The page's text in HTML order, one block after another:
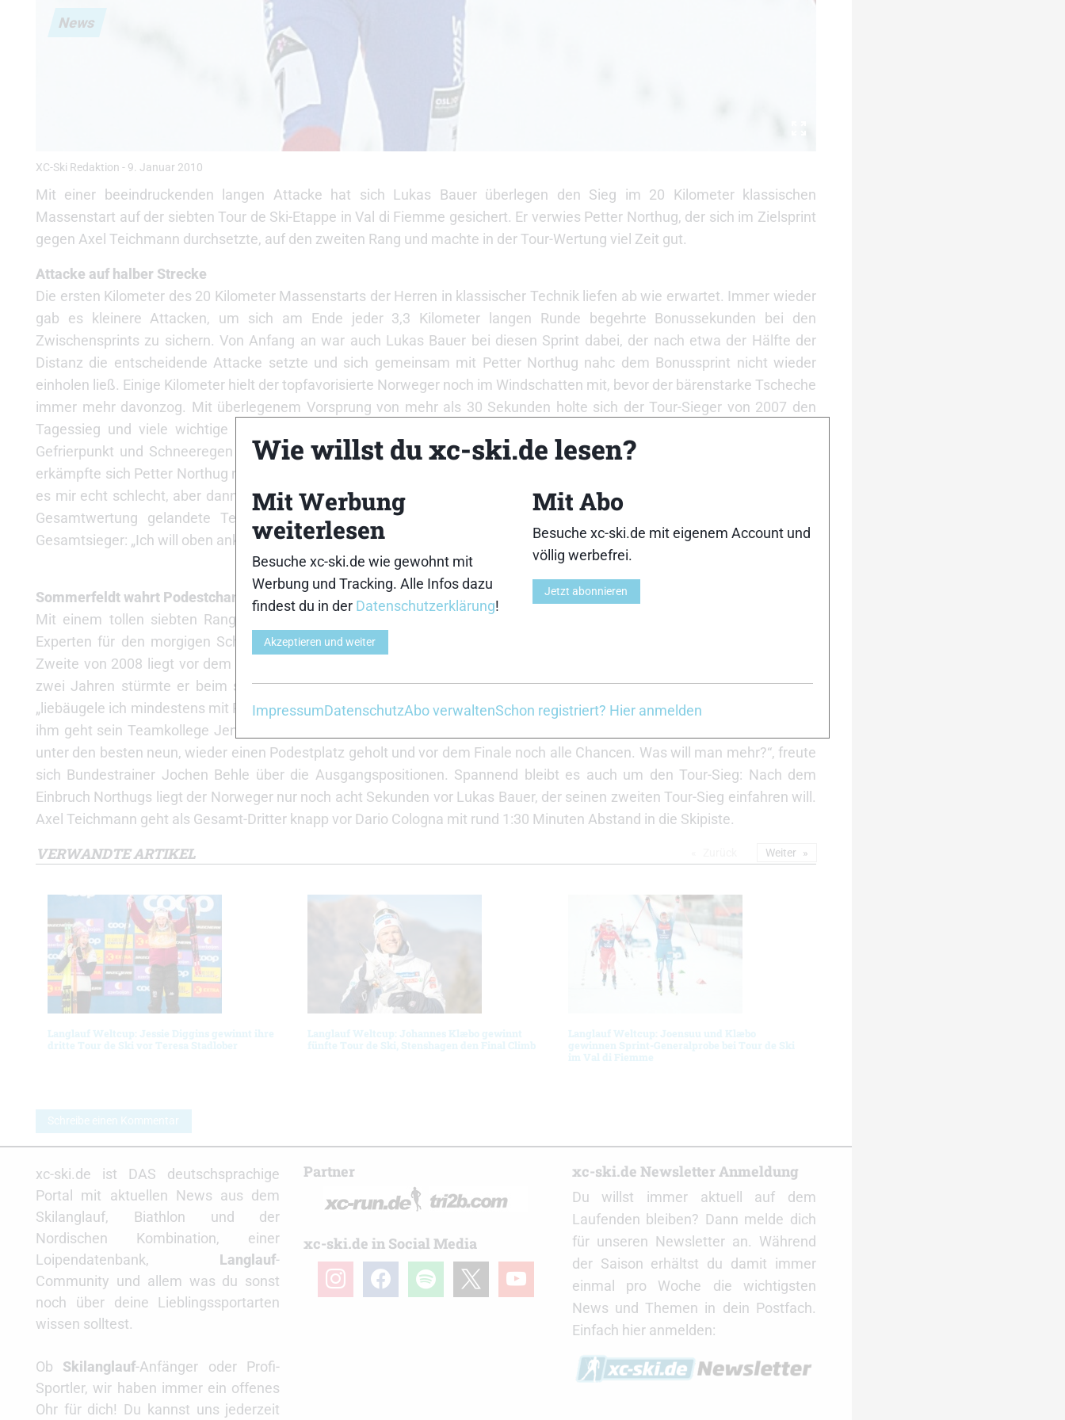
News
XC-Ski Redaktion - 9. Januar 2010
Mit einer beeindruckenden langen Attacke hat sich Lukas Bauer überlegen den Sieg im 20 Kilometer klassischen
Massenstart auf der siebten Tour de Ski-Etappe in Val di Fiemme gesichert. Er verwies Petter Northug, der sich im Zielsprint
gegen Axel Teichmann durchsetzte, auf den zweiten Rang und machte in der Tour-Wertung viel Zeit gut.
Attacke auf halber Strecke
Die ersten Kilometer des 20 Kilometer Massenstarts der Herren in klassischer Technik liefen ab wie erwartet. Immer wieder
gab es kleinere Attacken, um sich am Ende jeder 3,3 Kilometer langen Runde begehrte Bonussekunden bei den
Zwischensprints zu sichern. Von Anfang an war auch Lukas Bauer bei diesen Sprint dabei, der nach etwa der Hälfte der
Distanz die entscheidende Attacke setzte und sich gemeinsam mit Petter Northug nahc dem Bonussprint nicht wieder
einholen ließ. Einige Kilometer hielt der topfavorisierte Norweger noch im Windschatten mit, bevor der bärenstarke Tscheche
immer mehr davonzog. Mit überlegenem Vorsprung von mehr als 30 Sekunden holte sich der Tour-Sieger von 2007 den
Tagessieg und viele wichtige Sekunden. Als auf den letzten Kilometern die Ski Northugs bei Temperaturen um den
Gefrierpunkt und Schneeregen immer mehr nachließen, kam das Hauptfeld noch wieder nah an ihn heran. Im Zielsprint
erkämpfte sich Petter Northug noch den zweiten Rang vor Axel Teichmann und Dario Cologna. „Die ersten drei Runden ging
es mir echt schlecht, aber dann habe ich mich immer besser gefühlt“, sagte der im vergangenen Jahr auf Platz drei in der
Gesamtwertung gelandete Teichmann. Er träumt aber nicht mehr vom Siegerscheck von 100.000 Euro für den
Gesamtsieger: „Ich will oben ankommen, was rauskommt ist zweitrangig. Ich bin von der Statur halt keine Bergziege.“
Sommerfeldt wahrt Podestchance – Northug und Bauer fast gleichauf
Mit einem tollen siebten Rang in der ungeliebten klassischen Technik wahrte René Sommerfeldt, einer der absoluten
Experten für den morgigen Schlussanstieg auf die Alpe Cermis, seine Chance auf ein erneutes Tour-Podium. Der Tour-
Zweite von 2008 liegt vor dem morgigen Finale nur 2:37 Minuten hinter Northug an achter Stelle der Gesamtwertung. Vor
zwei Jahren stürmte er beim spektakulären Finale von noch weiter hinten auf Platz zwei der Gesamtwertung, diesmal
„liebäugele ich mindestens mit Platz fünf bis sechs: Das Podest wird schwer, aber ich werde alles geben.“ Fast zeitgleich mit
ihm geht sein Teamkollege Jens Filbrich, der heute Rang zehn belegte, als Neunter in die Bergverfolgung. „Wir haben drei
unter den besten neun, wieder einen Podestplatz geholt und vor dem Finale noch alle Chancen. Was will man mehr?“, freute
sich Bundestrainer Jochen Behle über die Ausgangspositionen. Spannend bleibt es auch um den Tour-Sieg: Nach dem
Einbruch Northugs liegt der Norweger nur noch acht Sekunden vor Lukas Bauer, der seinen zweiten Tour-Sieg einfahren will.
Axel Teichmann geht als Gesamt-Dritter knapp vor Dario Cologna mit rund 1:30 Minuten Abstand in die Skipiste.
VERWANDTE ARTIKEL
Langlauf Weltcup: Jessie Diggins gewinnt ihre
dritte Tour de Ski vor Teresa Stadlober
Langlauf Weltcup: Johannes Klæbo gewinnt
fünfte Tour de Ski, Stenshagen den Final Climb
Langlauf Weltcup: Joensuu und Klæbo
gewinnen Sprint-Generalprobe bei Tour de Ski
im Val di Fiemme
Weiter
Schreibe einen Kommentar
xc-ski.de ist DAS deutschsprachige
Portal mit aktuellen News aus dem
Skilanglauf, Biathlon und der
Nordischen Kombination, einer
Loipendatenbank, Langlauf-
Community und allem was du sonst
noch über deine Lieblingssportarten
wissen solltest.
Ob Skilanglauf-Anfänger oder Profi-
Sportler, wir haben immer ein offenes
Ohr für dich! Du kannst uns jederzeit
Partner
xc-ski.de in Social Media
instagramfacebookspotify youtube
xc-ski.de Newsletter Anmeldung
Du willst immer aktuell auf dem
Laufenden bleiben? Dann melde dich
für unseren Newsletter an. Während
der Saison erhältst du damit immer
einmal pro Woche die wichtigsten
News und Themen in dein Postfach.
Einfach hier anmelden:
Wie willst du xc-ski.de lesen?
Mit Werbung
weiterlesen
Besuche xc-ski.de wie gewohnt mit
Werbung und Tracking. Alle Infos dazu
findest du in der Datenschutzerklärung!
Akzeptieren und weiter
Mit Abo
Besuche xc-ski.de mit eigenem Account und
völlig werbefrei.
Jetzt abonnieren
ImpressumDatenschutzAbo verwaltenSchon registriert? Hier anmelden